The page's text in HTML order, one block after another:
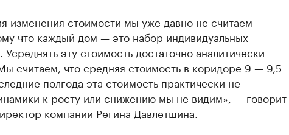
изменения стоимости мы уже давно не считаем
что каждый дом — это набор индивидуальных
Усреднять эту стоимость достаточно аналитически
считаем, что средняя стоимость в коридоре 9 — 9,5
полгода эта стоимость практически не
к росту или снижению мы не видим», — говорит
компании Регина Давлетшина.